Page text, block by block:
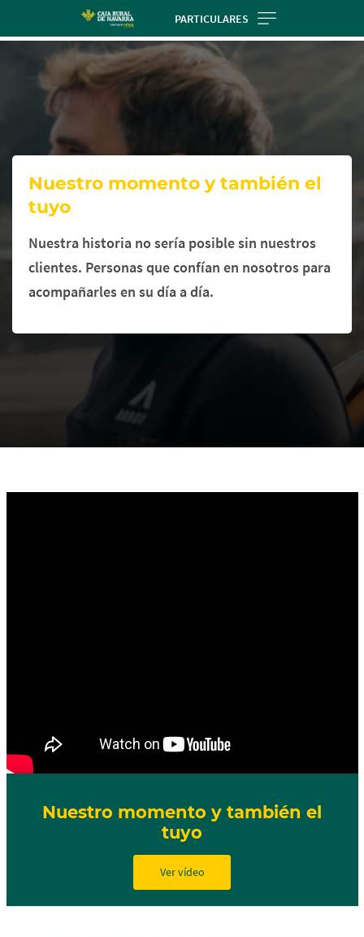
main
contentt
PARTICULARES
Cargando
contenido,
espere...
Nuestro momento y también el
tuyo
Nuestra historia no sería posible sin nuestros
clientes. Personas que confían en nosotros para
acompañarles en su día a día.
Nuestro momento y también el
tuyo
Ver vídeo